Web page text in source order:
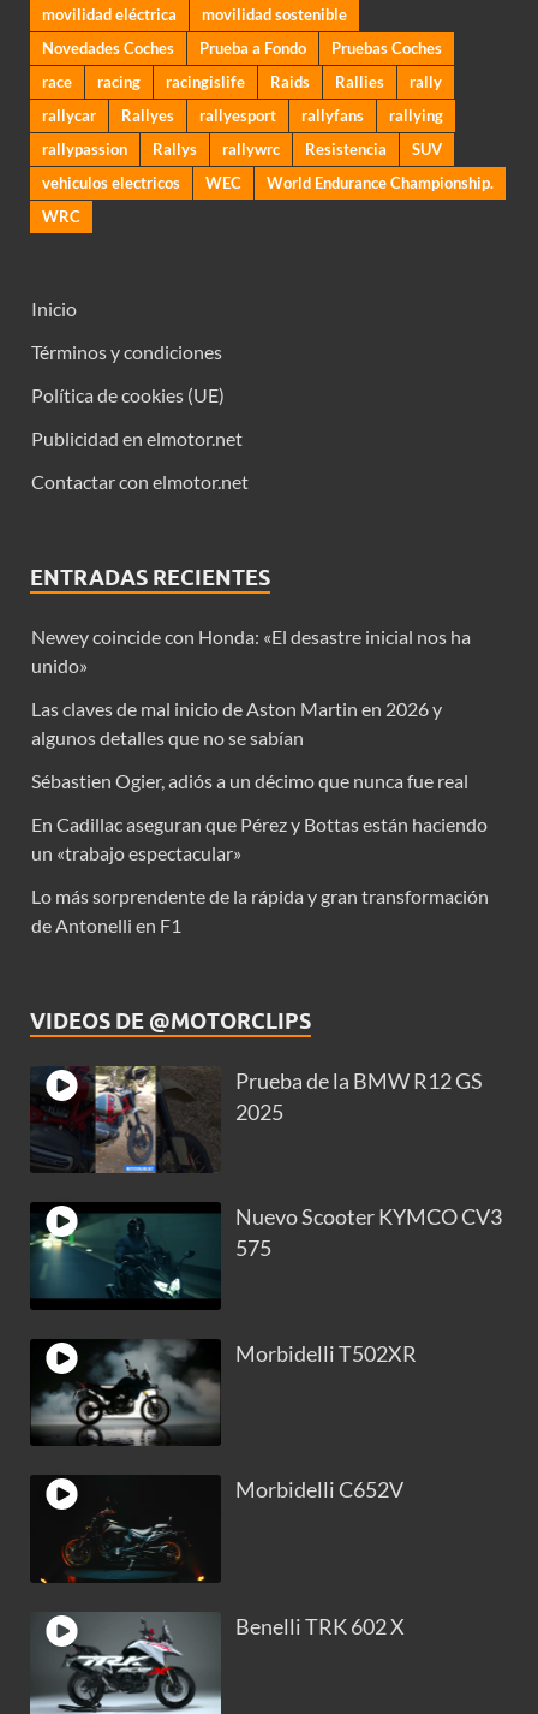
movilidad eléctrica
movilidad sostenible
Novedades Coches
Prueba a Fondo
Pruebas Coches
race
racing racingislife Raids Rallies
rally
rallycar
Rallyes rallyesport rallyfans
rallying
rallypassion
Rallys rallywrc Resistencia
SUV
vehiculos electricos
WEC
World Endurance Championship.
WRC
Inicio
Términos y condiciones
Política de cookies (UE)
Publicidad en elmotor.net
Contactar con elmotor.net
ENTRADAS RECIENTES
Newey coincide con Honda: «El desastre inicial nos ha
unido»
Las claves de mal inicio de Aston Martin en 2026 y
algunos detalles que no se sabían
Sébastien Ogier, adiós a un décimo que nunca fue real
En Cadillac aseguran que Pérez y Bottas están haciendo
un «trabajo espectacular»
Lo más sorprendente de la rápida y gran transformación
de Antonelli en F1
VIDEOS DE @MOTORCLIPS
Prueba de la BMW R12 GS
2025
Nuevo Scooter KYMCO CV3
575
Morbidelli T502XR
Morbidelli C652V
Benelli TRK 602 X